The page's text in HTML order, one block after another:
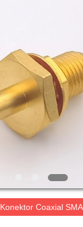
Konektor Coaxial SMA